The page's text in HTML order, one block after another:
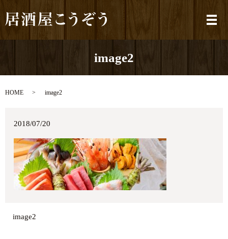
メ
image2
HOME image2
2018/07/20
image2